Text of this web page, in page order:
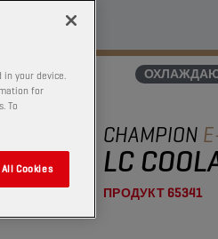
CHAMPION
LC
ПРОДУКТ 65341
your device.
for
To
Cookies